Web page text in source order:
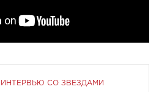
ИНТЕРВЬЮ СО ЗВЕЗДАМИ